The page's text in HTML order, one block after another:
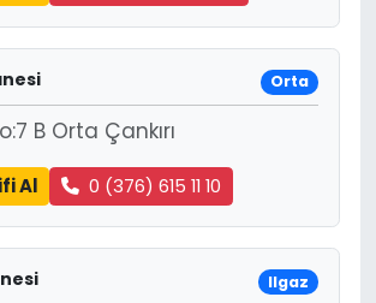
Orta
B Orta Çankırı
Al 0 (376) 615 11 10
Ilgaz